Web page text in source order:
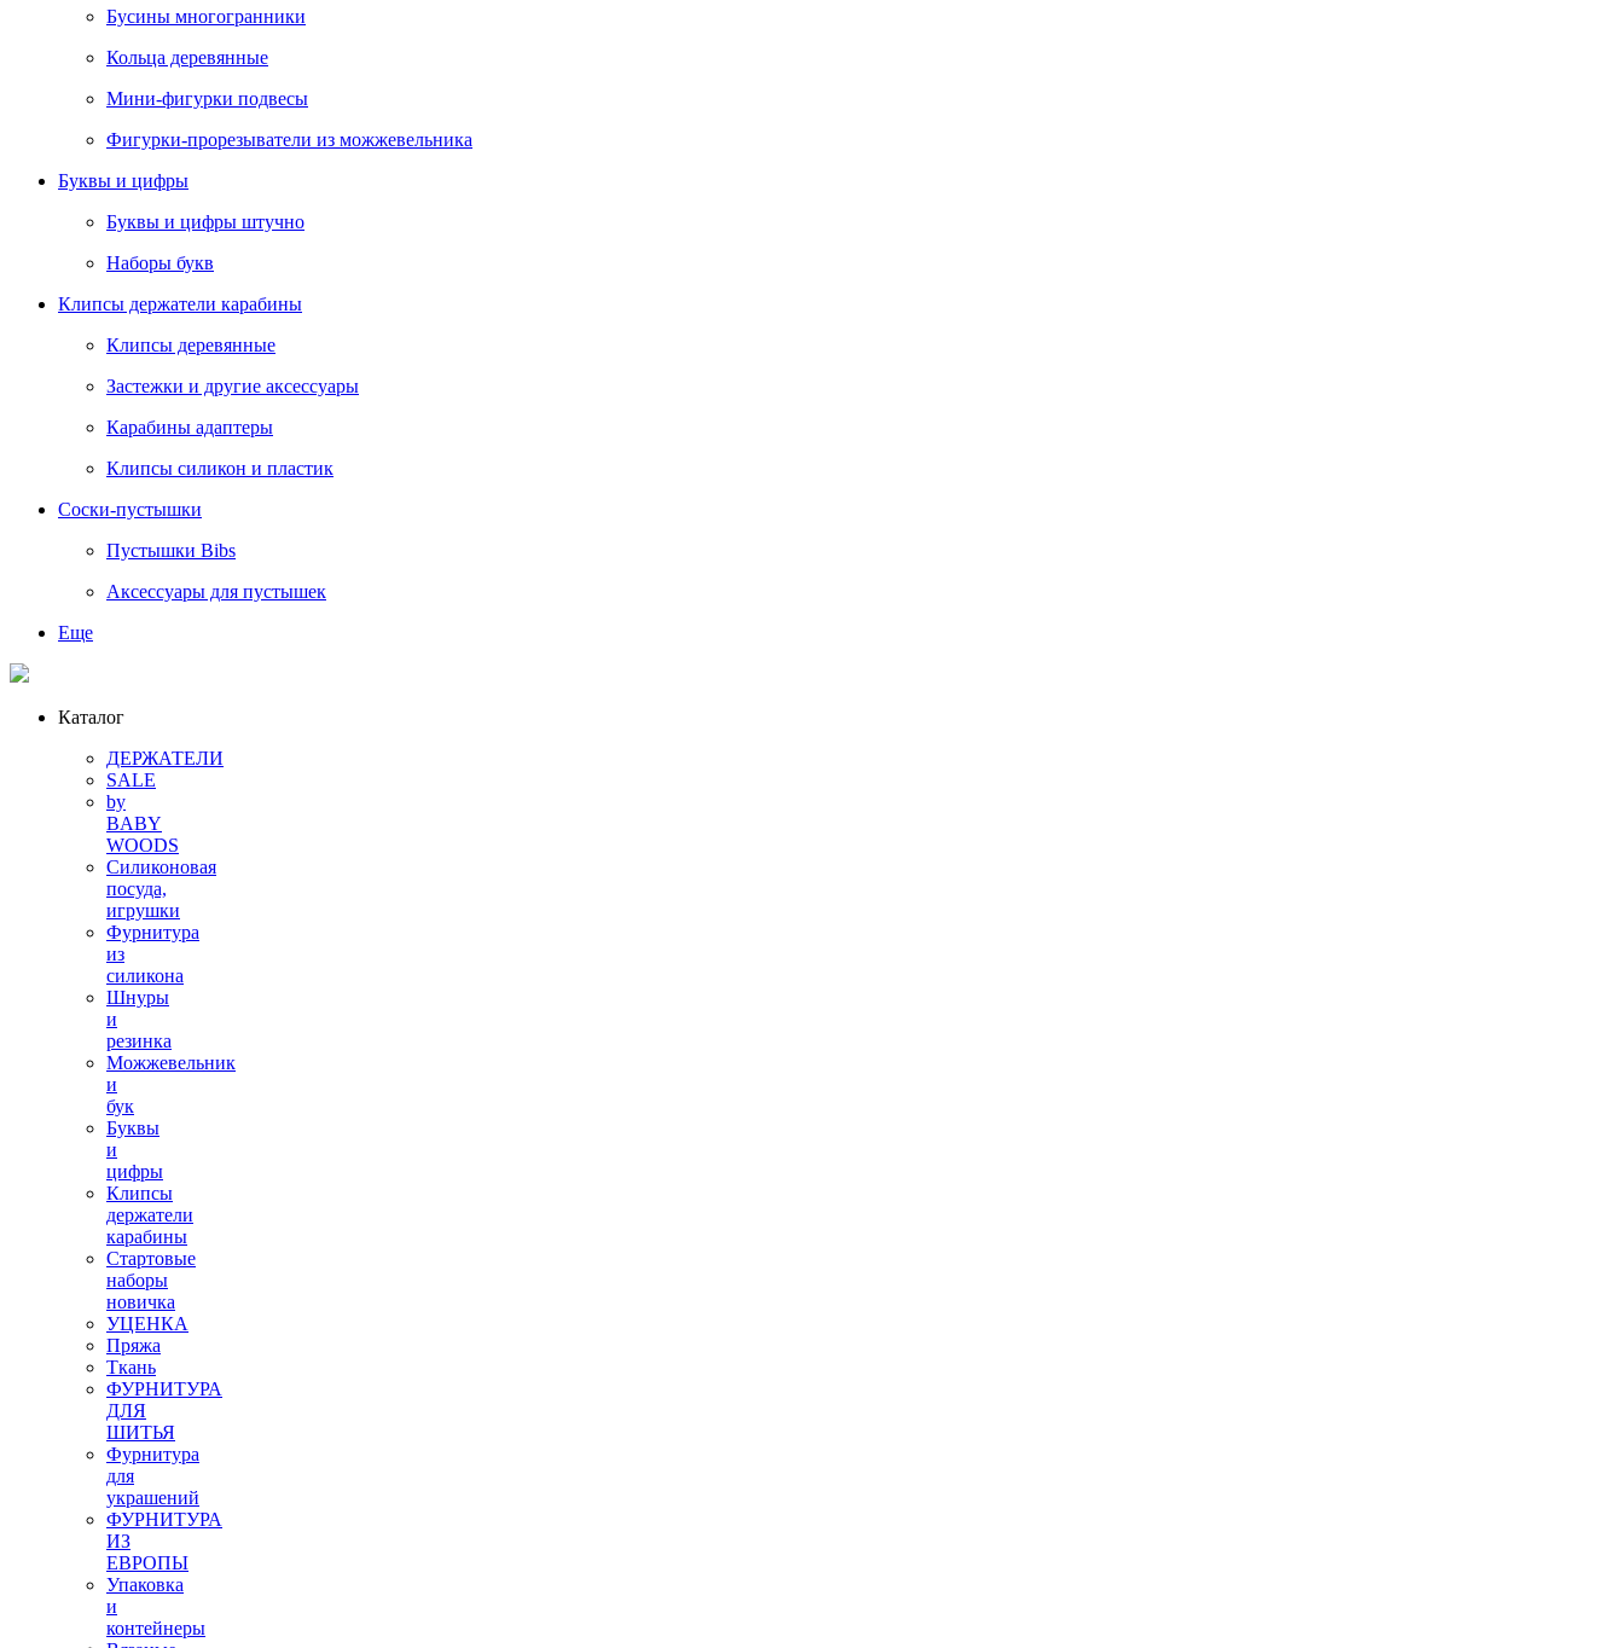
Бусины многогранники
Кольца деревянные
Мини-фигурки подвесы
Фигурки-прорезыватели из можжевельника
Буквы и цифры
Буквы и цифры штучно
Наборы букв
Клипсы держатели карабины
Клипсы деревянные
Застежки и другие аксессуары
Карабины адаптеры
Клипсы силикон и пластик
Соски-пустышки
Пустышки Bibs
Аксессуары для пустышек
Еще
Каталог
ДЕРЖАТЕЛИ
SALE
by
BABY
WOODS
Силиконовая
посуда,
игрушки
Фурнитура
из
силикона
Шнуры
и
резинка
Можжевельник
и
бук
Буквы
и
цифры
Клипсы
держатели
карабины
Стартовые
наборы
новичка
УЦЕНКА
Пряжа
Ткань
ФУРНИТУРА
ДЛЯ
ШИТЬЯ
Фурнитура
для
украшений
ФУРНИТУРА
ИЗ
ЕВРОПЫ
Упаковка
и
контейнеры